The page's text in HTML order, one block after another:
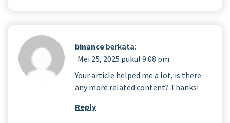
binance berkata:
Mei 25, 2025 pukul 9:08 pm
Your article helped me a lot, is there
any more related content? Thanks!
Reply